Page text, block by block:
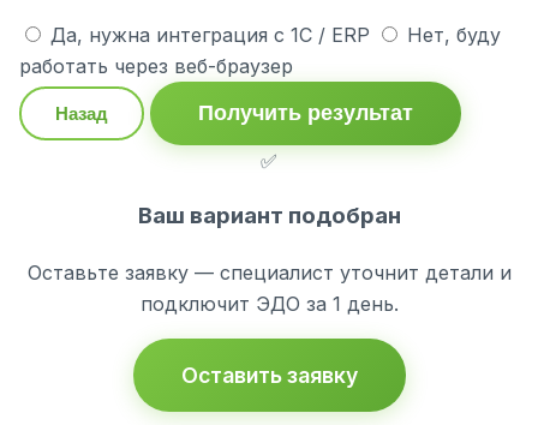
Да, нужна интеграция с 1С / ERP
Нет, буду
работать через веб-браузер
Назад
Получить результат
✅
Ваш вариант подобран
Оставьте заявку — специалист уточнит детали и
подключит ЭДО за 1 день.
Оставить заявку